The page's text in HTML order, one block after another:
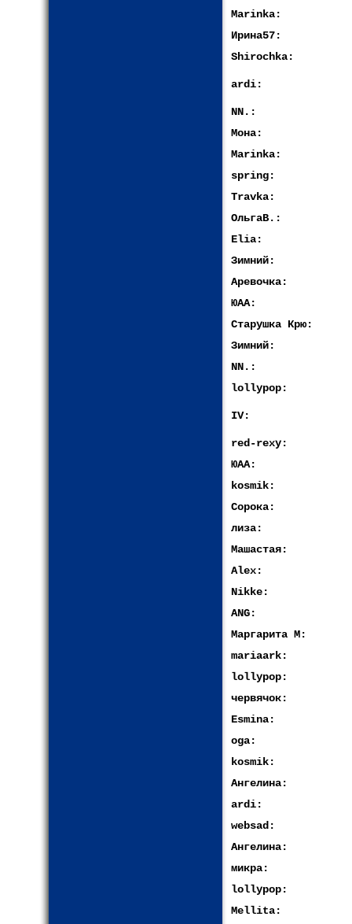
Marinka:
Ирина57:
Shirochka:
ardi:
NN.:
Мона:
Marinka:
spring:
Travka:
ОльгаВ.:
Elia:
Зимний:
Аревочка:
ЮАА:
Старушка Крю:
Зимний:
NN.:
lollypop:
IV:
red-rexy:
ЮАА:
kosmik:
Сорока:
лиза:
Машастая:
Alex:
Nikke:
ANG:
Маргарита М:
mariaark:
lollypop:
червячок:
Esmina:
oga:
kosmik:
Ангелина:
ardi:
websad:
Ангелина:
микра:
lollypop:
Mellita: